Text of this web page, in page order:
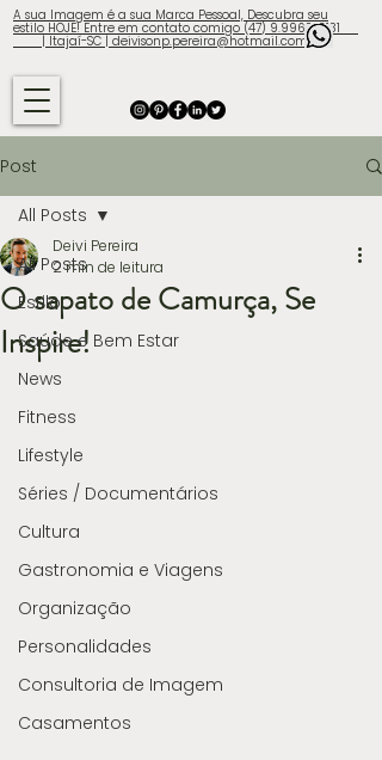
A sua Imagem é a sua Marca Pessoal, Descubra seu
estilo HOJE! Entre em contato comigo (47) 9.9960-3131
| Itajaí-SC | deivisonp.pereira@hotmail.com
Post
All Posts
Estilo
Saúde e Bem Estar
News
Fitness
Lifestyle
Séries / Documentários
Cultura
Gastronomia e Viagens
Organização
Personalidades
Consultoria de Imagem
Casamentos
All Posts
O sapato de Camurça, Se
Inspire!
Deivi Pereira
2 min de leitura